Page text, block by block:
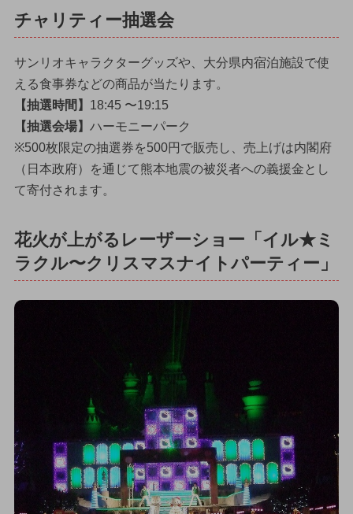
チャリティー抽選会
サンリオキャラクターグッズや、大分県内宿泊施設で使
える食事券などの商品が当たります。
【抽選時間】 18:45 〜19:15
【抽選会場】 ハーモニーパーク
※500枚限定の抽選券を500円で販売し、売上げは内閣府
（日本政府）を通じて熊本地震の被災者への義援金とし
て寄付されます。
花火が上がるレーザーショー「イル★ミ
ラクル〜クリスマスナイトパーティー」